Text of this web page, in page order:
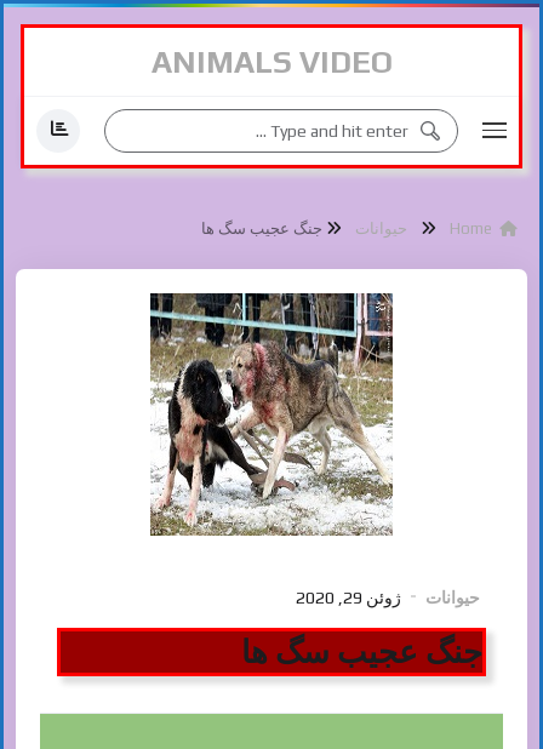
ANIMALS VIDEO
حیوانات جنگ عجیب سگ ها
حیوانات ژوئن 29, 2020
جنگ عجیب سگ ها